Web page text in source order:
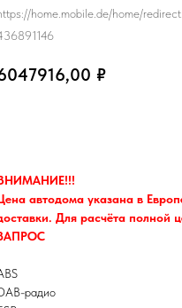
home.mobile.de/home/
₽
автодома указана в
Для расчёта полной
радио